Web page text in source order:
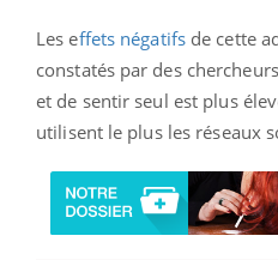
Les effets négatifsde cette
constatés par des
et de sentir seul est plus
utilisent le plus les réseaux